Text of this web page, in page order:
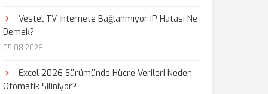
Vestel TV İnternete Bağlanmıyor IP Hatası Ne
Demek?
05.08.2026
Excel 2026 Sürümünde Hücre Verileri Neden
Otomatik Siliniyor?